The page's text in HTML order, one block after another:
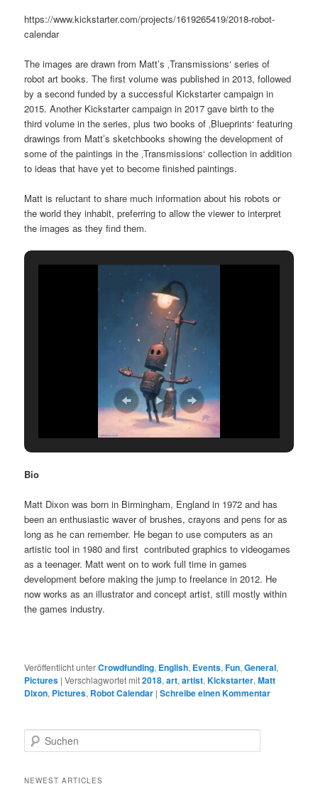
https://www.kickstarter.com/projects/1619265419/2018-robot-
calendar
The images are drawn from Matt’s ‚Transmissions‘ series of
robot art books. The first volume was published in 2013, followed
by a second funded by a successful Kickstarter campaign in
2015. Another Kickstarter campaign in 2017 gave birth to the
third volume in the series, plus two books of ‚Blueprints‘ featuring
drawings from Matt’s sketchbooks showing the development of
some of the paintings in the ‚Transmissions‘ collection in addition
to ideas that have yet to become finished paintings.
Matt is reluctant to share much information about his robots or
the world they inhabit, preferring to allow the viewer to interpret
the images as they find them.
Bio
Matt Dixon was born in Birmingham, England in 1972 and has
been an enthusiastic waver of brushes, crayons and pens for as
long as he can remember. He began to use computers as an
artistic tool in 1980 and first contributed graphics to videogames
as a teenager. Matt went on to work full time in games
development before making the jump to freelance in 2012. He
now works as an illustrator and concept artist, still mostly within
the games industry.
Veröffentlicht unterCrowdfunding, English, Events,Fun,General,
Pictures |Verschlagwortet mit2018,art,artist,Kickstarter,Matt
Dixon, Pictures, Robot Calendar |Schreibe einen Kommentar
u
h
NEWEST ARTICLES